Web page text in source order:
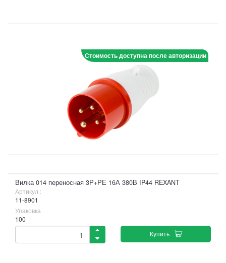
Стоимость доступна после авторизации
Вилка 014 переносная 3Р+РЕ 16А 380В IP44 REXANT
Артикул :
11-8901
Упаковка
100
Купить